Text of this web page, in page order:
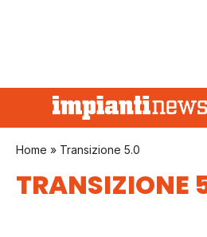
Home » Transizione 5.0
TRANSIZIONE